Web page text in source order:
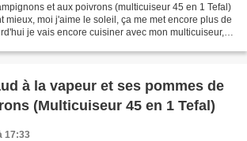
et aux poivrons (multicuiseur 45 en 1 Tefal)
mieux, moi j'aime le soleil, ça me met encore plus de
je vais encore cuisiner avec mon multicuiseur,
à la vapeur et ses pommes de
(Multicuiseur 45 en 1 Tefal)
17:33